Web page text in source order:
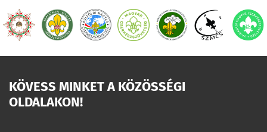
KÖVESS MINKET A KÖZÖSSÉGI
OLDALAKON!